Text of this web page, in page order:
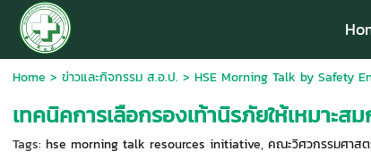
Home > ข่าวและกิจกรรม ส.อ.ป. > HSE Morning Talk by Safety
เทคนิคการเลือกรองเท้านิรภัยให้เหมาะ
Tags: hse morning talk resources initiative, คณะวิศวกรรมศาสต